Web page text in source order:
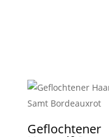
Geflochtener